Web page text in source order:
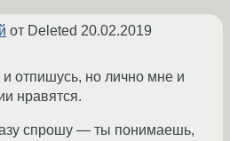
от Deleted 20.02.2019
отпишусь, но лично мне и
нравятся.
спрошу — ты понимаешь,